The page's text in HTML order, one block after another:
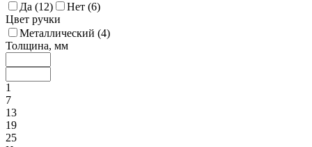
Да (12) Нет (6)
Цвет ручки
Металлический (4)
Толщина, мм
1
7
13
19
25